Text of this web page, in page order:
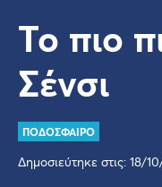
Το πιο
Σένσι
ΠΟΔΟΣΦΑΙΡΟ
Δημοσιεύτηκε στις: 18/